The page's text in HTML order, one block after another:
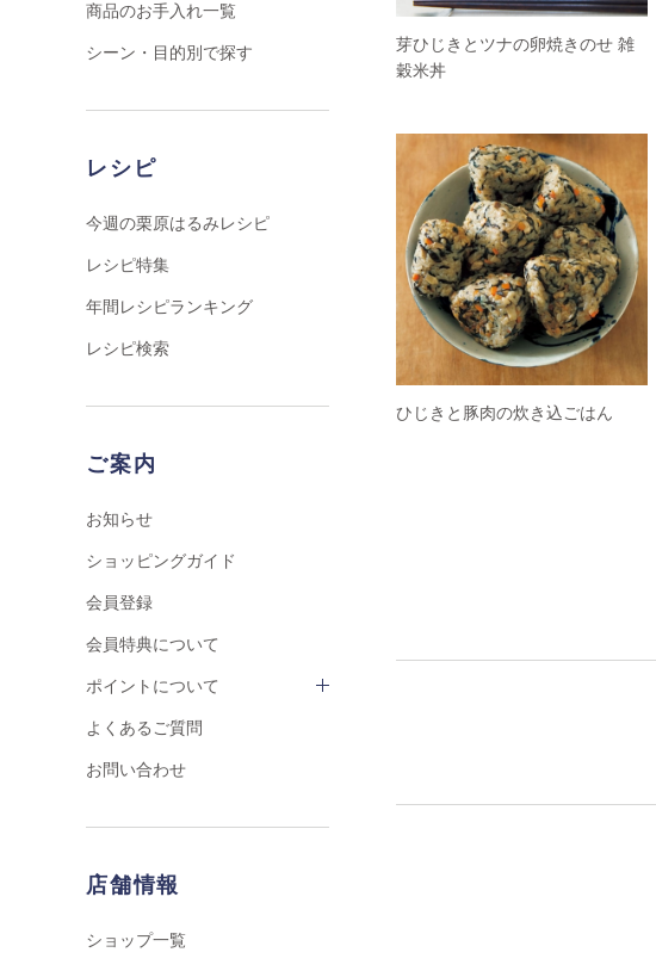
商品のお手入れ一覧
シーン・目的別で探す
レシピ
今週の栗原はるみレシピ
レシピ特集
年間レシピランキング
レシピ検索
ご案内
お知らせ
ショッピングガイド
会員登録
会員特典について
ポイントについて
よくあるご質問
お問い合わせ
店舗情報
ショップ一覧
芽ひじきとツナの卵焼きのせ 雑
穀米丼
ひじきと豚肉の炊き込ごはん